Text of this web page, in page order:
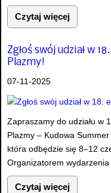
Czytaj więcej
Zgłoś swój udział w
Plazmy!
07-11-2025
Zapraszamy do udziału w
Plazmy – Kudowa
która odbędzie się 8–12
Organizatorem wydarzenia
Czytaj więcej